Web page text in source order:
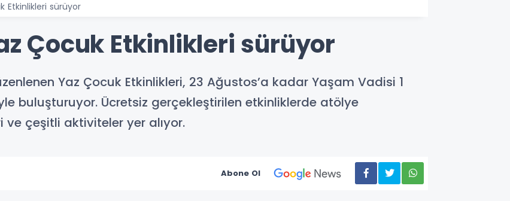
Etkinlikleri sürüyor
Çocuk Etkinlikleri sürüyor
Yaz Çocuk Etkinlikleri, 23 Ağustos’a kadar Yaşam Vadisi 1
buluşturuyor. Ücretsiz gerçekleştirilen etkinliklerde atölye
ve çeşitli aktiviteler yer alıyor.
Abone Ol